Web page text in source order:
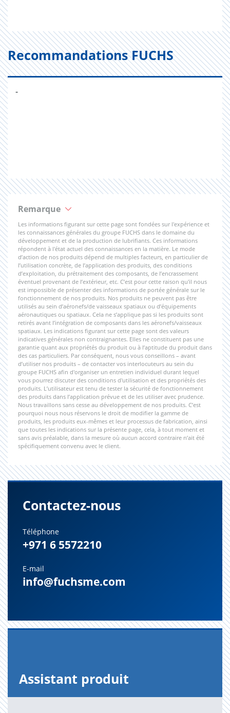
Recommandations FUCHS
-
Remarque
Les informations figurant sur cette page sont fondées sur l'expérience et
les connaissances générales du groupe FUCHS dans le domaine du
développement et de la production de lubrifiants. Ces informations
répondent à l'état actuel des connaissances en la matière. Le mode
d’action de nos produits dépend de multiples facteurs, en particulier de
l’utilisation concrète, de l’application des produits, des conditions
d’exploitation, du prétraitement des composants, de l’encrassement
éventuel provenant de l’extérieur, etc. C’est pour cette raison qu'il nous
est impossible de présenter des informations de portée générale sur le
fonctionnement de nos produits. Nos produits ne peuvent pas être
utilisés au sein d’aéronefs/de vaisseaux spatiaux ou d’équipements
aéronautiques ou spatiaux. Cela ne s’applique pas si les produits sont
retirés avant l’intégration de composants dans les aéronefs/vaisseaux
spatiaux. Les indications figurant sur cette page sont des valeurs
indicatives générales non contraignantes. Elles ne constituent pas une
garantie quant aux propriétés du produit ou à l’aptitude du produit dans
des cas particuliers. Par conséquent, nous vous conseillons – avant
d’utiliser nos produits – de contacter vos interlocuteurs au sein du
groupe FUCHS afin d'organiser un entretien individuel durant lequel
vous pourrez discuter des conditions d'utilisation et des propriétés des
produits. L’utilisateur est tenu de tester la sécurité de fonctionnement
des produits dans l’application prévue et de les utiliser avec prudence.
Nous travaillons sans cesse au développement de nos produits. C’est
pourquoi nous nous réservons le droit de modifier la gamme de
produits, les produits eux-mêmes et leur processus de fabrication, ainsi
que toutes les indications sur la présente page, cela, à tout moment et
sans avis préalable, dans la mesure où aucun accord contraire n’ait été
spécifiquement convenu avec le client.
Contactez-nous
Téléphone
+971 6 5572210
E-mail
info@fuchsme.com
Assis­tant pro­duit